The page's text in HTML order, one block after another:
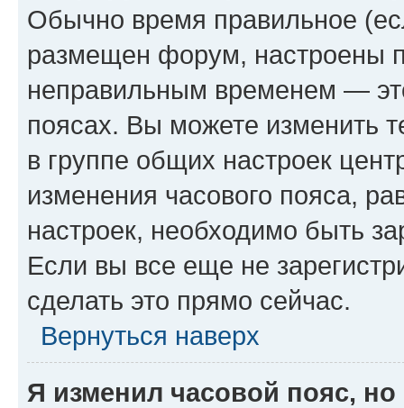
Обычно время правильное
размещен форум, настроены
неправильным временем —
поясах. Вы можете изменить
в группе общих настроек
изменения часового пояса,
настроек, необходимо быть
Если вы все еще не
сделать это прямо сейчас.
Вернуться наверх
Я изменил часовой пояс,